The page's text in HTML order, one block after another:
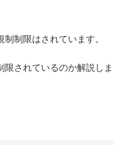
制限はされています。
限されているのか解説しま